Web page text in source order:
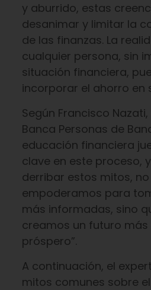
y aburrido, estas
desanimar y limitar la
de las finanzas. La
cualquier persona, sin
situación financiera,
incorporar el ahorro en
Según Francisco
Banca Personas de
educación financiera
clave en este proceso,
derribar estos mitos,
empoderamos para
más informadas, sino
creamos un futuro más
próspero”.
A continuación, el
mitos comunes sobre